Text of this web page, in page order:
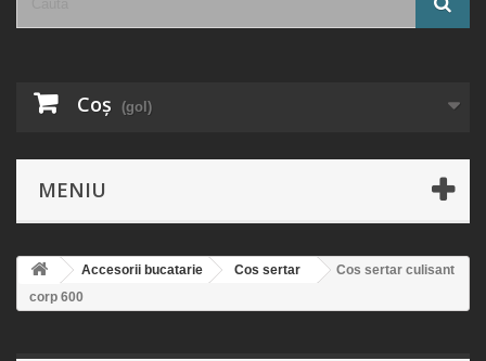
Coş (gol)
MENIU
Accesorii bucatarie Cos sertar
Cos sertar culisant
corp 600